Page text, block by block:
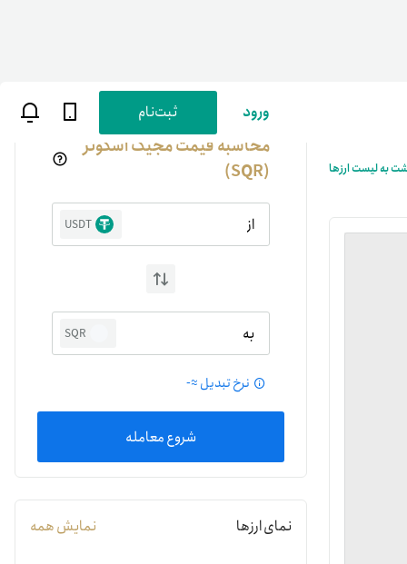
ورود ثبت‌نام
به لیست ارزها
محاسبه قیمت مجیک اسکوئر
(SQR)
از USDT
به SQR
نرخ تبدیل ≈-
شروع معامله
نمای ارزها نمایش همه